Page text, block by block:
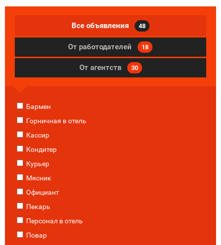
Все объявления 48
От работодателей 18
От агентств 30
Бармен
Горничная в отель
Кассир
Кондитер
Курьер
Мясник
Официант
Пекарь
Персонал в отель
Повар